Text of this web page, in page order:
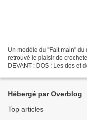
Un modèle du "Fait main" du
retrouvé le plaisir de
DEVANT : DOS : Les dos et
Hébergé par Overblog
Top articles